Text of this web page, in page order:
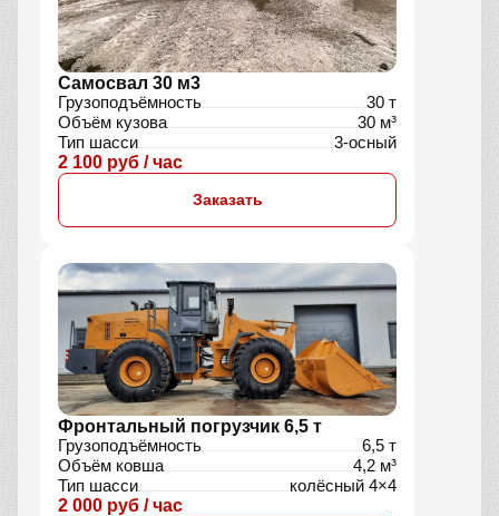
Самосвал 30 м3
Грузоподъёмность
30 т
Объём кузова
30 м³
Тип шасси
3-осный
2 100 руб / час
Заказать
Фронтальный погрузчик 6,5 т
Грузоподъёмность
6,5 т
Объём ковша
4,2 м³
Тип шасси
колёсный 4×4
2 000 руб / час